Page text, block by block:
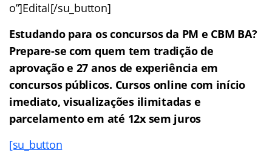
o”]Edital[/su_button]
Estudando para os concursos da PM e CBM BA?
Prepare-se com quem tem tradição de
aprovação e 27 anos de experiência em
concursos públicos. Cursos online com início
imediato, visualizações ilimitadas e
parcelamento em até 12x sem juros
[su_button